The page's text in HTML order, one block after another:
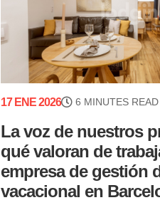
17 ENE 2026 6 MINUTES READ
La voz de nuestros
qué valoran de
empresa de gestión
vacacional en